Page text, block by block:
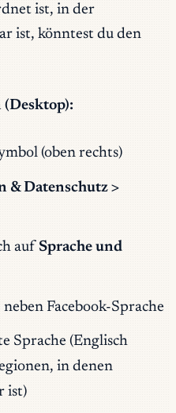
ist, in der
ist, könntest du den
(Desktop):
(oben rechts)
& Datenschutz >
auf Sprache und
neben Facebook-Sprache
Sprache (Englisch
in denen
ist)